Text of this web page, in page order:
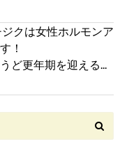
クは女性ホルモンア
！
ど更年期を迎える...